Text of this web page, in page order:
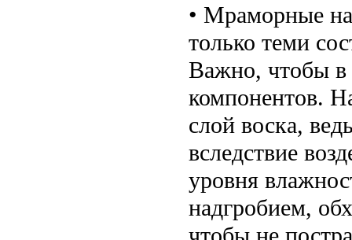
• Мраморные
только теми
Важно, чтобы в
компонентов.
слой воска,
вследствие
уровня
надгробием,